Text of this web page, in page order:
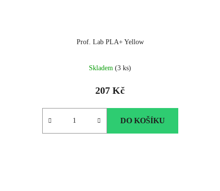
Prof. Lab PLA+ Yellow
Skladem (3 ks)
207 Kč
DO KOŠÍKU